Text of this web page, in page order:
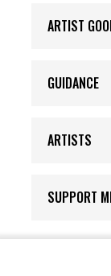
ARTIST
GUIDANCE
ARTISTS
SUPPORT